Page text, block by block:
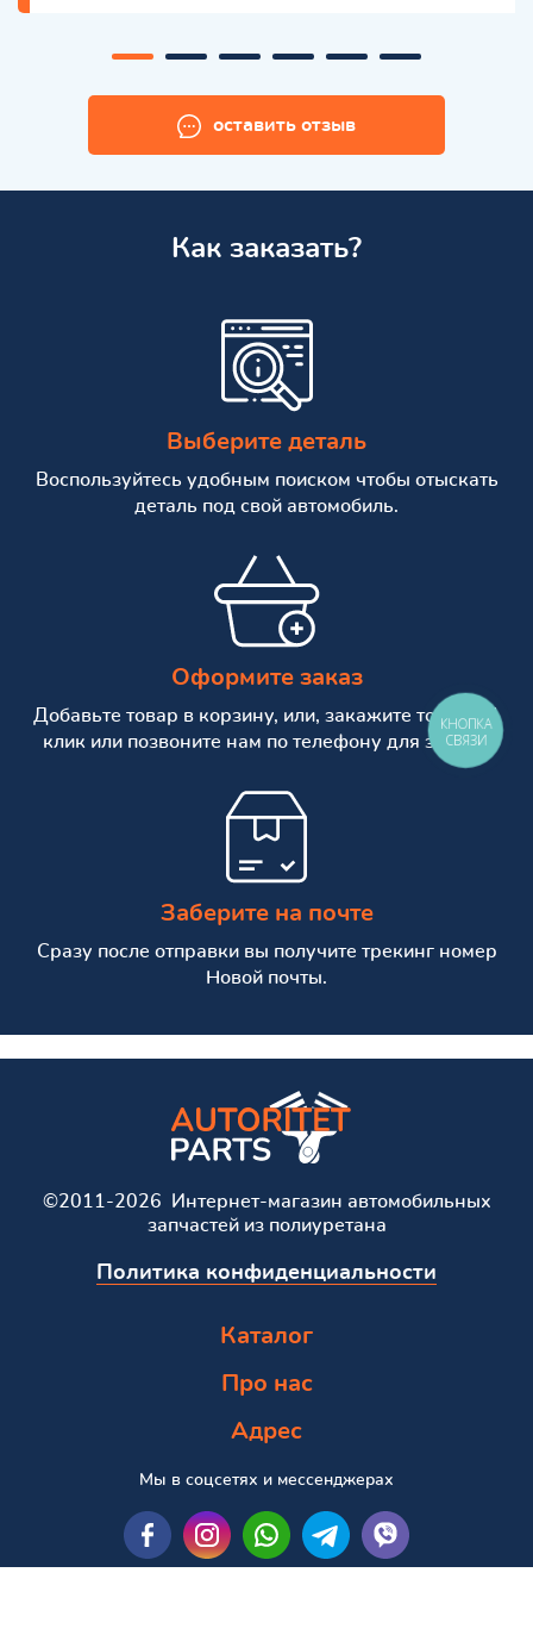
оставить отзыв
Как заказать?
Выберите деталь
Воспользуйтесь удобным поиском чтобы отыскать
деталь под свой автомобиль.
Оформите заказ
Добавьте товар в корзину, или, закажите товар в 1
клик или позвоните нам по телефону для заказа.
Заберите на почте
Сразу после отправки вы получите трекинг номер
Новой почты.
©2011-2026 Интернет-магазин автомобильных
запчастей из полиуретана
Политика конфиденциальности
Каталог
Про нас
Адрес
Мы в соцсетях и мессенджерах
КНОПКА
СВЯЗИ